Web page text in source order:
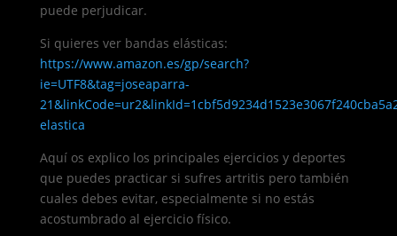
puede perjudicar.
Si quieres ver bandas elásticas:
https://www.amazon.es/gp/search?
ie=UTF8&tag=joseaparra-
elastica
Aquí os explico los principales ejercicios y deportes
que puedes practicar si sufres artritis pero también
cuales debes evitar, especialmente si no estás
acostumbrado al ejercicio físico.